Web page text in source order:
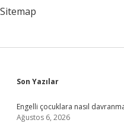
Sitemap
Sidebar
Son Yazılar
Engelli çocuklara nasıl
Ağustos 6, 2026